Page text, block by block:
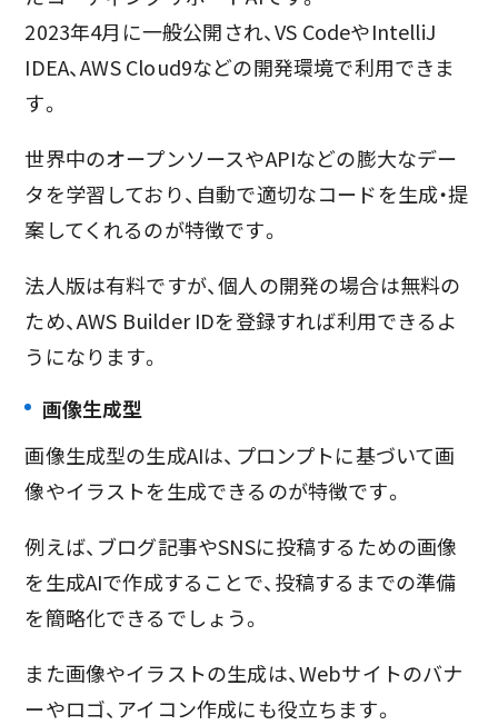
2023年4月に一般公開され、VS CodeやIntelliJ
IDEA、AWS Cloud9などの開発環境で利用できま
す。
世界中のオープンソースやAPIなどの膨大なデー
タを学習しており、自動で適切なコードを生成・提
案してくれるのが特徴です。
法人版は有料ですが、個人の開発の場合は無料の
ため、AWS Builder IDを登録すれば利用できるよ
うになります。
画像生成型
画像生成型の生成AIは、プロンプトに基づいて画
像やイラストを生成できるのが特徴です。
例えば、ブログ記事やSNSに投稿するための画像
を生成AIで作成することで、投稿するまでの準備
を簡略化できるでしょう。
また画像やイラストの生成は、Webサイトのバナ
ーやロゴ、アイコン作成にも役立ちます。